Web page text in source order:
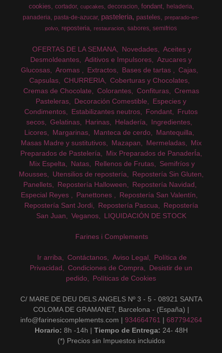
cookies cortador cupcakes decoracion fondant
heladeria
panaderia pasta-de-azucar pasteleria pasteles
preparado-en-
polvo
reposteria restauracion sabores semifrios
OFERTAS DE LA SEMANA Novedades
Aceites y
Desmoldeantes
Aditivos e Impulsores
Azucares y
Glucosas
Aromas Extractos Bases de tartas
Cajas
Capsulas
CHURRERIA
Coberturas y Chocolates
Cremas de Chocolate
Colorantes Confituras
Cremas
Pasteleras
Decoración Comestible
Especies y
Condimentos
Estabilizantes neutros Fondant
Frutos
secos
Gelatinas Harinas Heladería
Ingredientes
Licores
Margarinas Manteca de cerdo
Mantequilla
Masas Madre y sustitutivos
Mazapan Mermeladas
Mix
Preparados de Pastelería
Mix Preparados de PanaderÍa
Mix Espelta
Natas Rellenos de Frutas
Semifríos y
Mousses
Utensilios de repostería
Repostería Sin Gluten
Panellets
Repostería Halloween
Repostería Navidad
Especial Reyes
Panettones
Repostería San Valentín
Repostería Sant Jordi
Repostería Pascua
Repostería
San Juan
Veganos LIQUIDACIÓN DE STOCK
Farines i Complements
Ir arriba Contáctanos Aviso Legal
Política de
Privacidad
Condiciones de Compra
Desistir de un
pedido
Políticas de Cookies
C/ MARE DE DEU DELS ANGELS Nº 3 - 5 - 08921 SANTA
COLOMA DE GRAMANET, Barcelona - (España) |
info@farinesicomplements.com | 934664761 | 687794264
Horario: 8h -14h | Tiempo de Entrega: 24- 48H
(*) Precios sin Impuestos incluidos